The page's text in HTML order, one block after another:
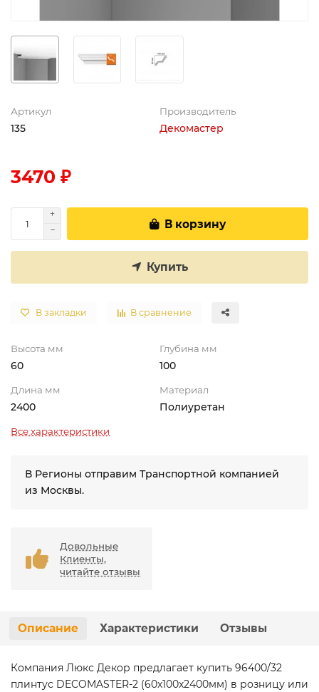
Артикул
135
Производитель
Декомастер
3470 ₽
В корзину
Купить
В закладки В сравнение
Высота мм
60
Глубина мм
100
Длина мм
2400
Материал
Полиуретан
Все характеристики
В Регионы отправим Транспортной компанией
из Москвы.
Довольные
Клиенты,
читайте отзывы
Описание Характеристики Отзывы
Компания Люкс Декор предлагает купить 96400/32
плинтус DECOMASTER-2 (60х100х2400мм) в розницу или